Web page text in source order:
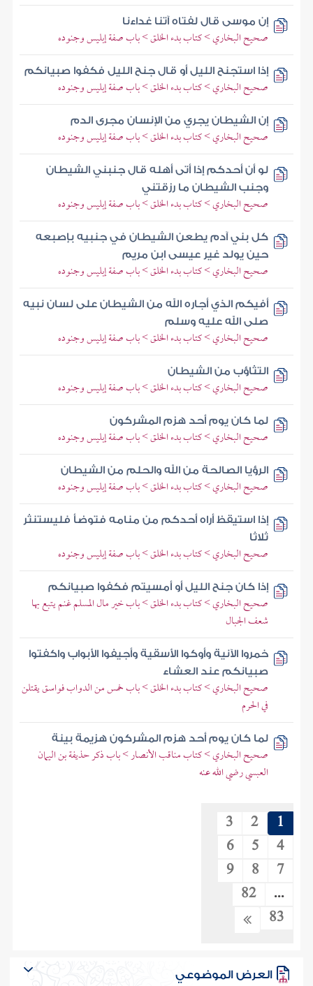
إن موسى قال لفتاه آتنا غداءنا
صحيح البخاري > كتاب بدء الخلق > باب صفة إبليس وجنوده
إذا استجنح الليل أو قال جنح الليل فكفوا صبيانكم
صحيح البخاري > كتاب بدء الخلق > باب صفة إبليس وجنوده
إن الشيطان يجري من الإنسان مجرى الدم
صحيح البخاري > كتاب بدء الخلق > باب صفة إبليس وجنوده
لو أن أحدكم إذا أتى أهله قال جنبني الشيطان
وجنب الشيطان ما رزقتني
صحيح البخاري > كتاب بدء الخلق > باب صفة إبليس وجنوده
كل بني آدم يطعن الشيطان في جنبيه بإصبعه
حين يولد غير عيسى ابن مريم
صحيح البخاري > كتاب بدء الخلق > باب صفة إبليس وجنوده
أفيكم الذي أجاره الله من الشيطان على لسان نبيه
صلى الله عليه وسلم
صحيح البخاري > كتاب بدء الخلق > باب صفة إبليس وجنوده
التثاؤب من الشيطان
صحيح البخاري > كتاب بدء الخلق > باب صفة إبليس وجنوده
لما كان يوم أحد هزم المشركون
صحيح البخاري > كتاب بدء الخلق > باب صفة إبليس وجنوده
الرؤيا الصالحة من الله والحلم من الشيطان
صحيح البخاري > كتاب بدء الخلق > باب صفة إبليس وجنوده
إذا استيقظ أراه أحدكم من منامه فتوضأ فليستنثر
ثلاثا
صحيح البخاري > كتاب بدء الخلق > باب صفة إبليس وجنوده
إذا كان جنح الليل أو أمسيتم فكفوا صبيانكم
صحيح البخاري > كتاب بدء الخلق > باب خير مال المسلم غنم يتبع بها
شعف الجبال
خمروا الآنية وأوكوا الأسقية وأجيفوا الأبواب واكفتوا
صبيانكم عند العشاء
صحيح البخاري > كتاب بدء الخلق > باب خمس من الدواب فواسق يقتلن
في الحرم
لما كان يوم أحد هزم المشركون هزيمة بينة
صحيح البخاري > كتاب مناقب الأنصار > باب ذكر حذيفة بن اليمان
العبسي رضي الله عنه
1
2
3
4
5
6
7
8
9
...
82
83
العرض الموضوعي